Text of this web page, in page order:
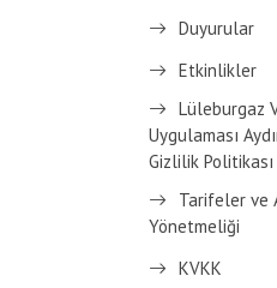
Duyurular
Etkinlikler
Lüleburgaz
Uygulaması
Gizlilik Politikası
Tarifeler ve
Yönetmeliği
KVKK